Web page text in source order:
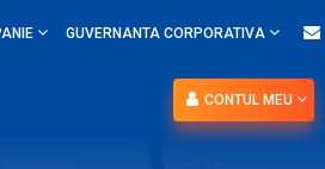
GUVERNANTA CORPORATIVA
CONTUL MEU